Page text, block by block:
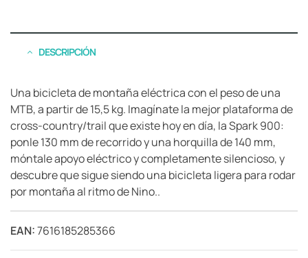
DESCRIPCIÓN
Una bicicleta de montaña eléctrica con el peso de una
MTB, a partir de 15,5 kg. Imagínate la mejor plataforma de
cross-country/trail que existe hoy en día, la Spark 900:
ponle 130 mm de recorrido y una horquilla de 140 mm,
móntale apoyo eléctrico y completamente silencioso, y
descubre que sigue siendo una bicicleta ligera para rodar
por montaña al ritmo de Nino..
EAN:7616185285366